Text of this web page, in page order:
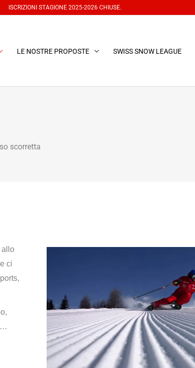
ISCRIZIONI STAGIONE 2025-2026 CHIUSE.
LE NOSTRE PROPOSTE SWISS SNOW LEAGUE
scorretta
allo
ci